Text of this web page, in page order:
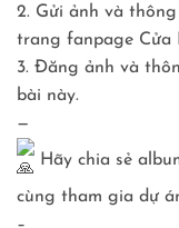
2. Gửi ảnh và
trang fanpage Cửa
3. Đăng ảnh và
bài này.
—
Hãy chia sẻ
cùng tham gia dự
–